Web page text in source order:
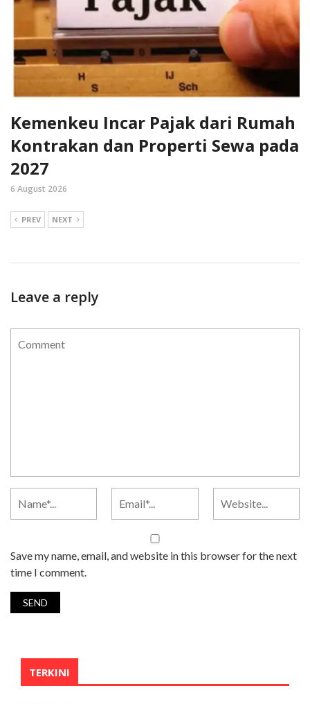
Kemenkeu Incar Pajak dari Rumah
Kontrakan dan Properti Sewa pada
2027
6 August 2026
PREV NEXT
Leave a reply
Save my name, email, and website in this browser for the next
time I comment.
TERKINI